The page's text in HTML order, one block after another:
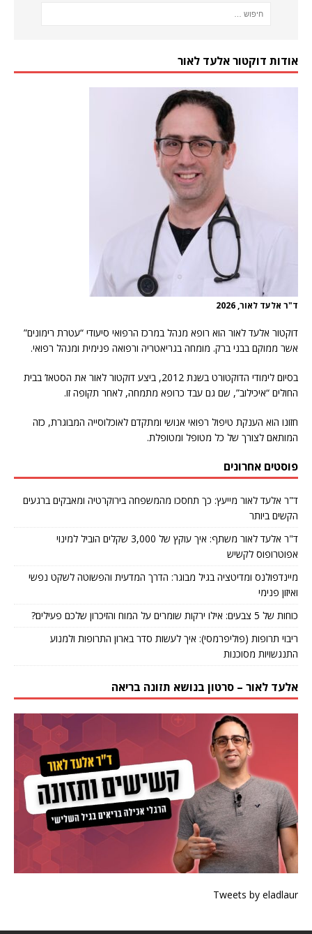
אודות דוקטור אלעד לאור
ד"ר אלעד לאור, 2026
דוקטור אלעד לאור הוא רופא מנהל במרכז הרפואי סיעודי “עטרת רימונים”
אשר ממוקם בבני ברק. מומחה בגריאטריה ורפואה פנימית ומנהל רפואי.
בסיום לימודי הדוקטורט בשנת 2012, ביצע דוקטור לאור את הסטאז’ בבית
החולים “איכילוב”, שם גם עבד כרופא מתמחה, לאחר תקופה זו.
חזונו הוא הענקת טיפול רפואי אנושי ומתקדם לאוכלוסייה המבוגרת, כזה
המותאם לצורך של כל מטופל ומטופלת.
פוסטים אחרונים
ד"ר אלעד לאור מייעץ: כך תחסכו מהמשפחה בירוקרטיה ומאבקים ברגעים
הקשים ביותר
ד"ר אלעד לאור משתף: איך עוקץ של 3,000 שקלים הוביל למינוי
אפוטרופוס לקשיש
מיינדפולנס ומדיטציה בגיל מבוגר: הדרך המדעית והפשוטה לשקט נפשי
ואיזון פנימי
כוחות של 5 צבעים: אילו ירקות שומרים על המוח והזיכרון שלכם פעילים?
ריבוי תרופות (פוליפרמסי): איך לעשות סדר בארון התרופות ולמנוע
התנגשויות מסוכנות
אלעד לאור – סרטון בנושא תזונה בריאה
Tweets by eladlaur